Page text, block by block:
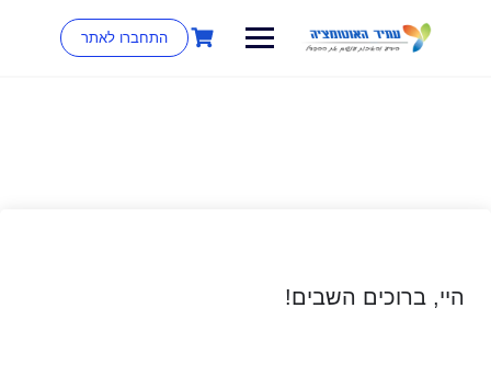
התחברו לאתר
היי, ברוכים השבים!